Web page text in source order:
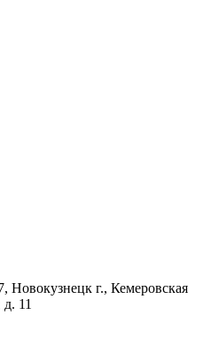
Новокузнецк г., Кемеровская
11